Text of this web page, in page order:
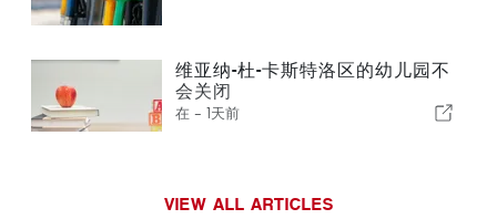
维亚纳-杜-卡斯特洛区的幼儿园不
会关闭
在 - 1天前
VIEW ALL ARTICLES